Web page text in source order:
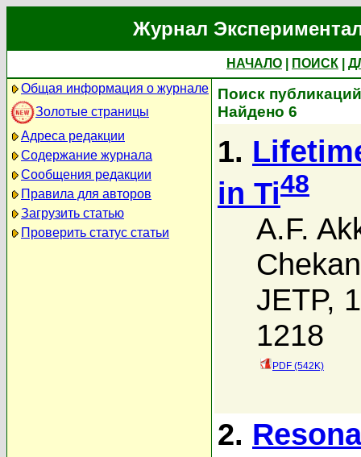
Журнал
НАЧАЛО ПОИСК
Общая информация о журнале
Золотые страницы
Адреса редакции
Содержание журнала
Сообщения редакции
Правила для авторов
Загрузить статью
Проверить статус статьи
Поиск
Найдено 6
1.
in Ti48
A.F.
JETP,
1218
PDF (542K)
2.